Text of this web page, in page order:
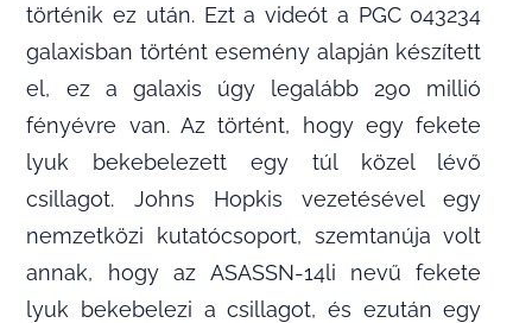
történik ez után. Ezt a videót a PGC 043234
galaxisban történt esemény alapján készített
el, ez a galaxis úgy legalább 290 millió
fényévre van. Az történt, hogy egy fekete
lyuk bekebelezett egy túl közel lévő
csillagot. Johns Hopkis vezetésével egy
nemzetközi kutatócsoport, szemtanúja volt
annak, hogy az ASASSN-14li nevű fekete
lyuk bekebelezi a csillagot, és ezután egy